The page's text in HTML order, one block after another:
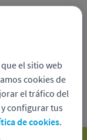
integral para
que
destinado a
surgir en
mediana y
el sitio web
cookies de
el tráfico del
configurar tus
de cookies.